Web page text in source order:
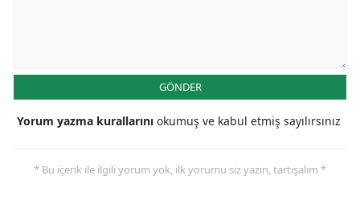
Niğde
GÖNDER
Yorum yazma kurallarını okumuş ve kabul etmiş sayılırsınız
* Bu içerik ile ilgili yorum yok, ilk yorumu siz yazın, tartışalım *